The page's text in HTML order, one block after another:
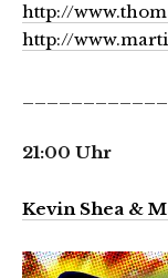
http://
http://
21:00 Uhr
Kevin Shea &